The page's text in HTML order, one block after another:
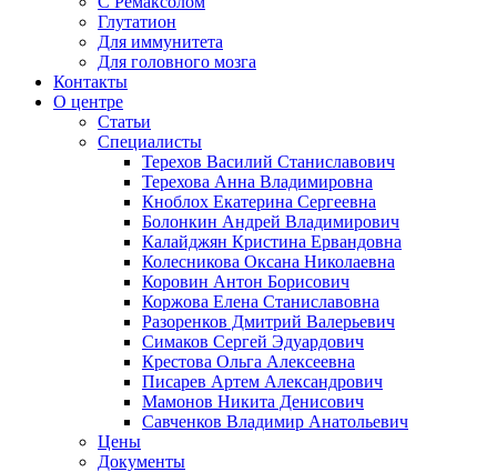
Глутатион
Для иммунитета
Для головного мозга
Контакты
О центре
Статьи
Специалисты
Терехов Василий Станиславович
Терехова Анна Владимировна
Кноблох Екатерина Сергеевна
Болонкин Андрей Владимирович
Калайджян Кристина Ервандовна
Колесникова Оксана Николаевна
Коровин Антон Борисович
Коржова Елена Станиславовна
Разоренков Дмитрий Валерьевич
Симаков Сергей Эдуардович
Крестова Ольга Алексеевна
Писарев Артем Александрович
Мамонов Никита Денисович
Савченков Владимир Анатольевич
Цены
Документы